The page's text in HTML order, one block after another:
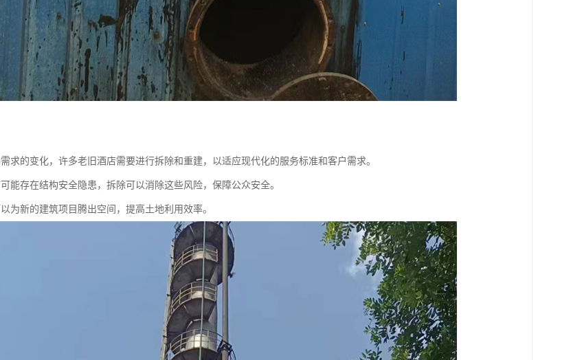
求的变化，许多老旧酒店需要进行拆除和重建，以适应现代化的服务标准和客户需求。
能存在结构安全隐患，拆除可以消除这些风险，保障公众安全。
为新的建筑项目腾出空间，提高土地利用效率。